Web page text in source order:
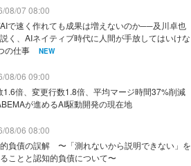
08/07 08:00
で速く作れても成果は増えないのか──及川卓也
く、AIネイティブ時代に人間が手放してはいけな
の仕事
NEW
08/06 09:00
1.6倍、変更行数1.8倍、平均マージ時間37%削減
が進めるAI駆動開発の現在地
08/06 08:00
負債の誤解 〜「測れないから説明できない」を
ことと認知的負債について〜